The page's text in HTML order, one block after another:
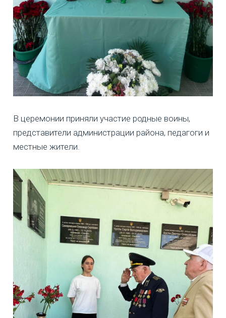
В церемонии приняли участие родные воины,
представители администрации района, педагоги и
местные жители.